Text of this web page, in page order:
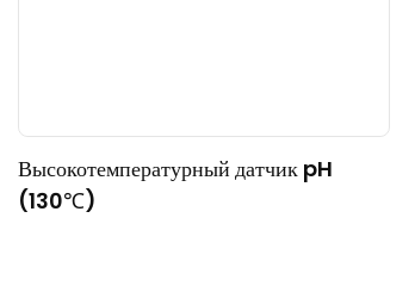
Высокотемпературный датчик pH
(130℃)